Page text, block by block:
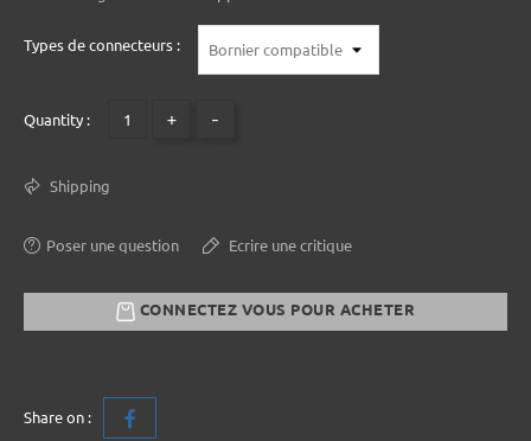
Types de connecteurs :
Quantity : + -
Shipping
Poser une question Ecrire une critique
CONNECTEZ VOUS POUR ACHETER
Share on :